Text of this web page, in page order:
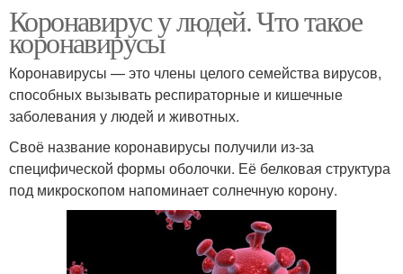
Коронавирус у людей. Что такое
коронавирусы
Коронавирусы — это члены целого семейства вирусов,
способных вызывать респираторные и кишечные
заболевания у людей и животных.
Своё название коронавирусы получили из‑за
специфической формы оболочки. Её белковая структура
под микроскопом напоминает солнечную корону.